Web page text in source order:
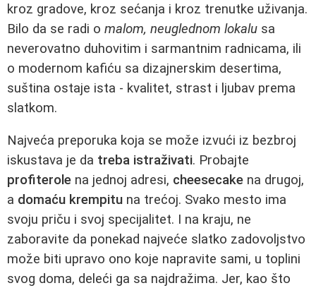
kroz gradove, kroz sećanja i kroz trenutke uživanja.
Bilo da se radi o malom, neuglednom lokalu sa
neverovatno duhovitim i sarmantnim radnicama, ili
o modernom kafiću sa dizajnerskim desertima,
suština ostaje ista - kvalitet, strast i ljubav prema
slatkom.
Najveća preporuka koja se može izvući iz bezbroj
iskustava je da treba istraživati. Probajte
profiterole na jednoj adresi, cheesecake na drugoj,
a domaću krempitu na trećoj. Svako mesto ima
svoju priču i svoj specijalitet. I na kraju, ne
zaboravite da ponekad najveće slatko zadovoljstvo
može biti upravo ono koje napravite sami, u toplini
svog doma, deleći ga sa najdražima. Jer, kao što